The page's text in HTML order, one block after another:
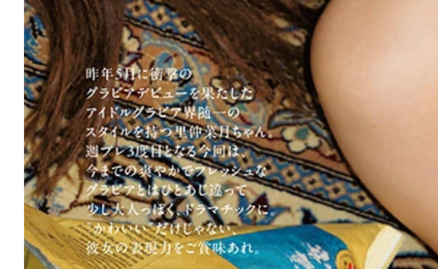
【デジタル限定】里仲菜月写真集『Like a movie.』 (C)カノウリョウマ／週刊プレイボーイ
里仲菜月デジタル写真集『Like a movie.』 撮影／カノウリョウマ 価格／1100円（税込）